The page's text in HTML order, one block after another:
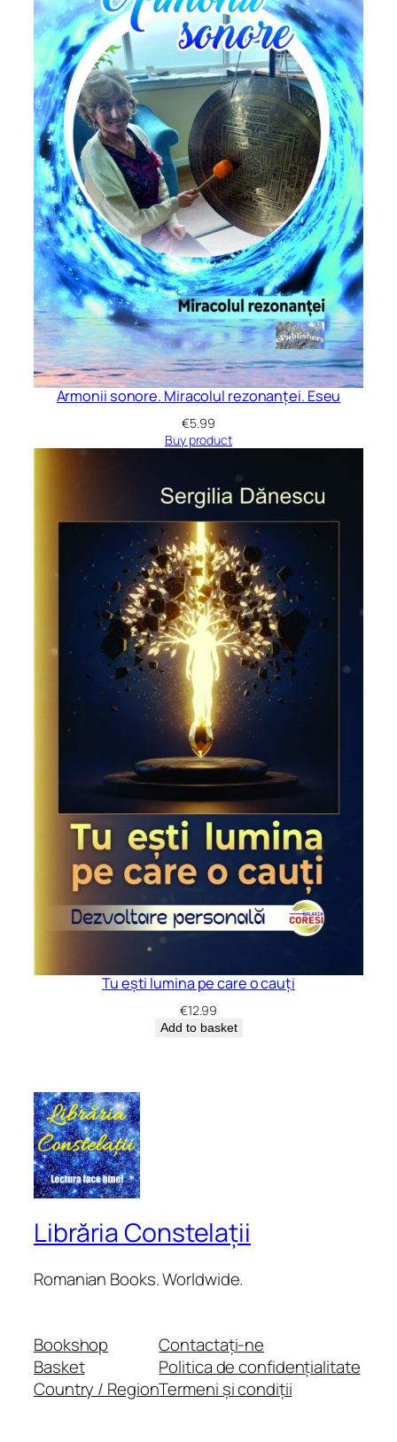
Armonii sonore. Miracolul rezonanței. Eseu
€5.99
Buy product
Tu ești lumina pe care o cauți
€12.99
Add to basket
Librăria Constelații
Romanian Books. Worldwide.
Bookshop
Basket
Country / Region
Contactați-ne
Politica de confidențialitate
Termeni și condiții